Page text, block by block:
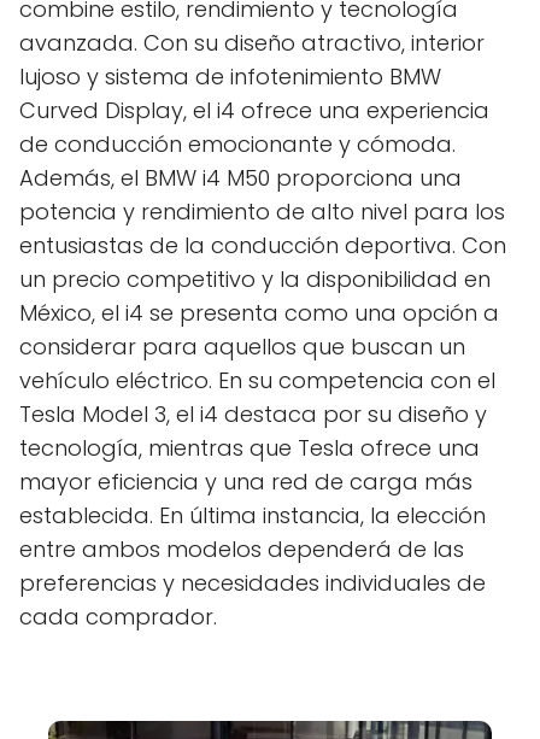
combine estilo, rendimiento y tecnología
avanzada. Con su diseño atractivo, interior
lujoso y sistema de infotenimiento BMW
Curved Display, el i4 ofrece una experiencia
de conducción emocionante y cómoda.
Además, el BMW i4 M50 proporciona una
potencia y rendimiento de alto nivel para los
entusiastas de la conducción deportiva. Con
un precio competitivo y la disponibilidad en
México, el i4 se presenta como una opción a
considerar para aquellos que buscan un
vehículo eléctrico. En su competencia con el
Tesla Model 3, el i4 destaca por su diseño y
tecnología, mientras que Tesla ofrece una
mayor eficiencia y una red de carga más
establecida. En última instancia, la elección
entre ambos modelos dependerá de las
preferencias y necesidades individuales de
cada comprador.